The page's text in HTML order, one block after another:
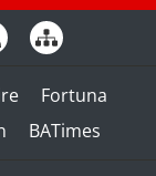
Fortuna
BATimes